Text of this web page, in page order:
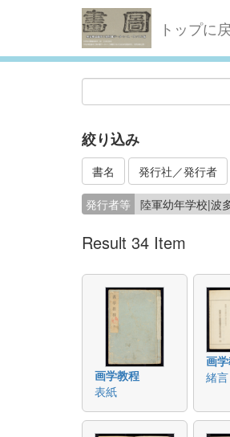
トップに
絞り込み
書名 発行社／発行者
発行者等 陸軍幼年学校|波
Result 34 Item
画学教程
表紙
画
緒言